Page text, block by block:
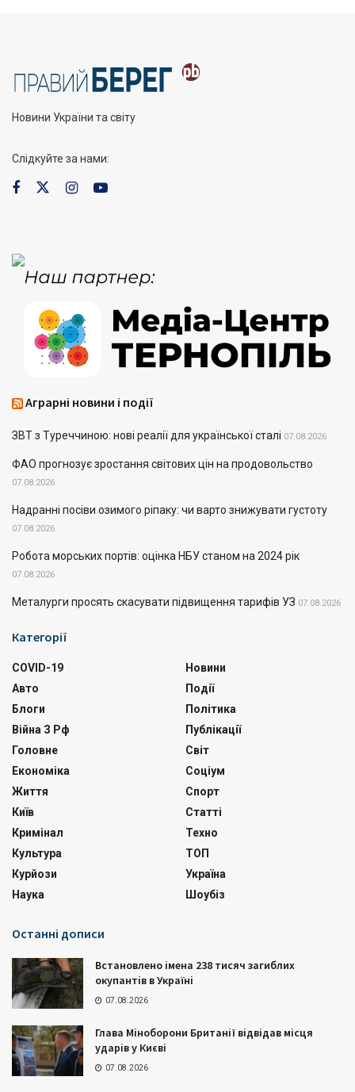
Новини України та світу
Слідкуйте за нами:
Аграрні новини і події
ЗВТ з Туреччиною: нові реалії для української сталі 07.08.2026
ФАО прогнозує зростання світових цін на продовольство
07.08.2026
Надранні посіви озимого ріпаку: чи варто знижувати густоту
07.08.2026
Робота морських портів: оцінка НБУ станом на 2024 рік
07.08.2026
Металурги просять скасувати підвищення тарифів УЗ 07.08.2026
Категорії
COVID-19
Авто
Блоги
Війна З Рф
Головне
Економіка
Життя
Київ
Кримінал
Культура
Курйози
Наука
Новини
Події
Політика
Публікації
Світ
Соціум
Спорт
Статті
Техно
ТОП
Україна
Шоубіз
Останні дописи
Встановлено імена 238 тисяч загиблих
окупантів в Україні
07.08.2026
Глава Міноборони Британії відвідав місця
ударів у Києві
07.08.2026